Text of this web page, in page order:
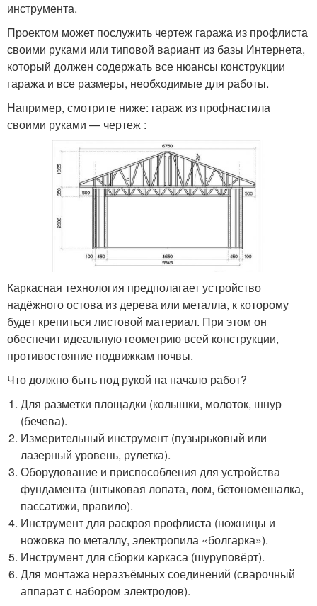
инструмента.
Проектом может послужить чертеж гаража из профлиста
своими руками или типовой вариант из базы Интернета,
который должен содержать все нюансы конструкции
гаража и все размеры, необходимые для работы.
Например, смотрите ниже: гараж из профнастила
своими руками — чертеж :
Каркасная технология предполагает устройство
надёжного остова из дерева или металла, к которому
будет крепиться листовой материал. При этом он
обеспечит идеальную геометрию всей конструкции,
противостояние подвижкам почвы.
Что должно быть под рукой на начало работ?
Для разметки площадки (колышки, молоток, шнур
(бечева).
Измерительный инструмент (пузырьковый или
лазерный уровень, рулетка).
Оборудование и приспособления для устройства
фундамента (штыковая лопата, лом, бетономешалка,
пассатижи, правило).
Инструмент для раскроя профлиста (ножницы и
ножовка по металлу, электропила «болгарка»).
Инструмент для сборки каркаса (шуруповёрт).
Для монтажа неразъёмных соединений (сварочный
аппарат с набором электродов).